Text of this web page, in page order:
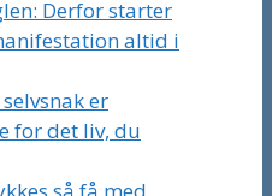
Derfor starter
altid i
er
for det liv, du
så få med